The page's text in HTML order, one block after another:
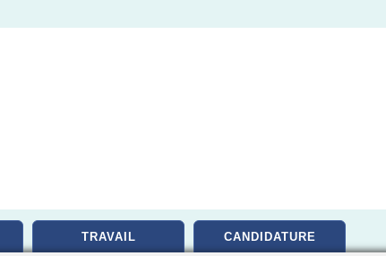
TRAVAIL CANDIDATURE